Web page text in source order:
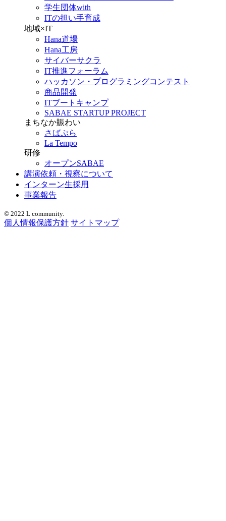
学生団体with
ITの担い手育成
地域×IT
Hana道場
Hana工房
サイバーサクラ
IT推進フォーラム
ハッカソン・プログラミングコンテスト
商品開発
ITブートキャンプ
SABAE STARTUP PROJECT
まちなか賑わい
さばぷら
La Tempo
研修
オープンSABAE
講演依頼・視察について
インターン生採用
事業報告
© 2022 L community.
個人情報保護方針 サイトマップ